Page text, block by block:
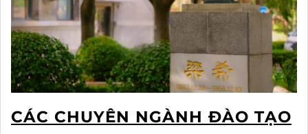
CÁC CHUYÊN NGÀNH ĐÀO TẠO